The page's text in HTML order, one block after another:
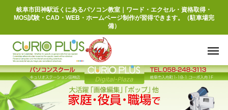
岐阜市田神駅近くにあるパソコン教室｜ワード・エクセル・資格取得・
MOS試験・CAD・WEB・ホームページ制作が習得できます。（駐車場完
備）